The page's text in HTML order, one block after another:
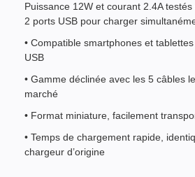
Puissance 12W et courant 2.4A
2 ports USB pour charger
• Compatible smartphones et
USB
• Gamme déclinée avec les 5 câbles
marché
• Format miniature, facilement
• Temps de chargement rapide,
chargeur d’origine